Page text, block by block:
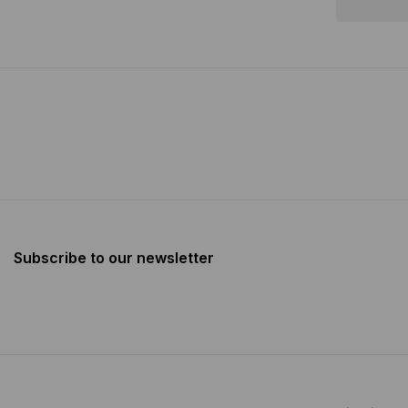
Subscribe to our newsletter